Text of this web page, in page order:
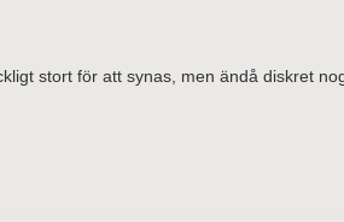
stort för att synas, men ändå diskret